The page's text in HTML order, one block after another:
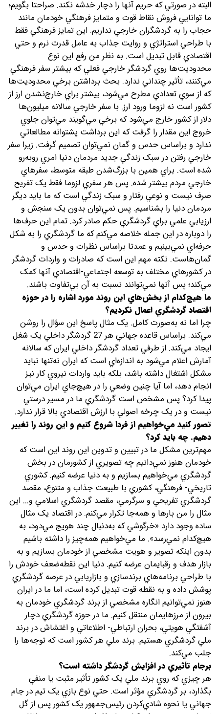
البته در صورتي که حريم آنها را دچار خدشه نکند. صراحتا بگويم؛
ما توانايي فروش نقاط قوت و متمايز فرهنگي خودمان مانند
حجاب را به گردشگران خارجي نداريم. اين تمايز فرهنگي فقط
با طراحي استراتژي و روايت جذاب به عامل قدرت نرم و حتي
اقتصادي قابل تبديل است. به نظر من رفع اين نوع
محدوديت‌ها روي گردشگر خارجي فعلي که بيشتر سفر فرهنگي
مي‌کنند، تأثير چنداني ندارد. بحث برداشتن برخي محدوديت‌ها
که از سوي تعدادي مطرح مي‌شود، بيشتر براي خارج‌نشدن ارز از
کشور است نه لزوما ورود ارز. با سفر خارجي سالانه ميليون‌ها
دلار از کشور خارج مي‌شود که برخي مي‌گويند مي‌توان جلوي
خروج اين مقدار را گرفت که اين برداشت پشتوانه مطالعاتي
ندارد و براساس حدس و گمان نمي‌توان تصميم گرفت. زيرا سفر
خارجي رفتن در سبک زندگي جديد مردمان دنيا امري روبه‌رو
شده است. براي همين با بزرگ‌شدن طبقه متوسط، سفرهاي
خارجي مردم بيشتر شده. پس هر سفري لزوما فقط يک تفريح
صرف نيست و نوعي رفتار و سبک زندگي است که ما بايد ديگر
مردمان دنيا را بشناسيم. پس نمي‌توان بدون يک سنجش و
ارزيابي علمي براي گردشگري حکم صادر کرد. تمام اين حرف‌ها
را دوباره در اين جمله خلاصه مي‌کنم که ما گردشگري را به شکل
حرفه‌اي نمي‌بينيم و عمدتا براساس نظرات و حدس و
گمان‌هاست. نکته مهم اين است که صادرات و واردات گردشگر
در کشورهاي مختلف به توسعه اجتماعي-اقتصادي آنها کمک
مي‌کند؛ پس آنها نمي‌توانند نسبت به آن بي‌تفاوت باشند.
ما هيچ‌کدام از بخش‌‌هاي اين روند مورد اشاره را در حوزه
اقتصاد گردشگري اعمال نکرديم؟
چرا اما نه به‌صورت کامل. يک مثال پاسخ اين سؤال را روشن
مي‌کند. براساس قاعده جهاني هر 27 گردشگر داخلي يک شغل
ايجاد مي‌کند. از طرفي تعداد گردشگر داخلي ايران که سالانه
آمارش اعلام مي‌شود به اندازه‌اي است که ايران نه‌تنها نبايد
مشکل اشتغال داشته باشد، بلکه بايد واردات نيروي کار نيز
انجام دهد، اما آيا چنين وضعي را در هيچ‌جاي ايران مي‌توان
پيدا کرد؟ پس مشخص است گردشگري ما در مسير درستي
نيست و در يک چرخه اصولي با ارزش اقتصادي بالا قرار ندارد.
تصور کنيد مي‌خواهيم از فردا شروع کنيم و اين روند را تغيير
دهيم. چه بايد کرد؟
مهم‌ترين مشکل ما در تبيين و تدوين اين روند اين است که
خودمان هنوز نمي‌دانيم چه تصويري از کشورمان در بخش
گردشگري مي‌خواهيم بسازيم و به دنيا عرضه کنيم. کشوري
تاريخي- فرهنگي، کشوري با طبيعت جذاب و متنوع، مقصد
گردشگري تفريحي و سرگرمي، مقصد گردشگري اسلامي و... اين
مثال را من بارها و همه‌جا تکرار مي‌کنم. در اقتصاد يک مثال
ساده وجود دارد «خرگوشي که به‌دنبال چند هويج مي‌دود، به
هيچ‌کدام نمي‌رسد». ما مي‌خواهيم همه‌چيز را داشته باشيم
بدون اينکه تصوير و هويت مشخصي از خودمان بسازيم و به
بازار هدف و رقبايمان عرضه کنيم. دنيا اين نقطه‌ضعف خودش را
با طراحي برنامه‌هاي برندسازي و بازاريابي در عرصه گردشگري
پوشش داده و به نقطه قوت تبديل کرده است، اما ما در ايران
هنوز نمي‌توانيم انگاره مشخصي از برند گردشگري خودمان به
بيرون از مرزهايمان منتقل کنيم. ما در حوزه گردشگري دچار
آشفتگي هويتي، بحران ارتباطي- اطلاعاتي و اغتشاش در برند
ملي گردشگري هستيم. برند ملي هر کشور است که توجه‌ها را
جلب مي‌کند.
برجام تأثيري در افزايش گردشگر داشته است؟
هر چيزي که روي برند ملي يک کشور تأثير مثبت يا منفي
بگذارد، بر گردشگري مؤثر است. حتي نوع بازي يک تيم در جام
جهاني يا نحوه شادي‌کردن رئيس‌جمهور يک کشور پس از گل